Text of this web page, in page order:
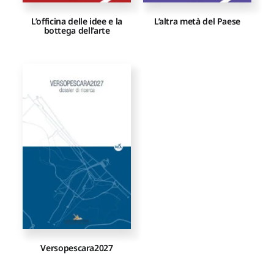
L’officina delle idee e la
bottega dell’arte
L’altra metà del Paese
Versopescara2027